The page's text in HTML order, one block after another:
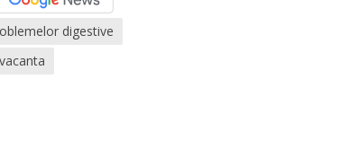
digestive
vacanta